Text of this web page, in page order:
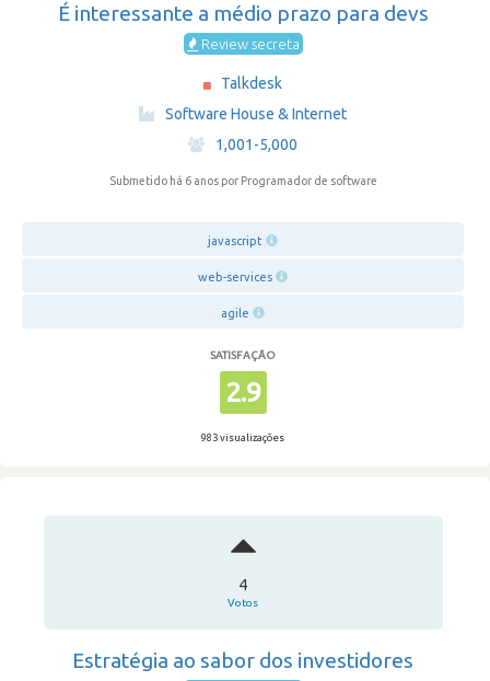
É interessante a médio prazo para devs
Review secreta
Talkdesk
Software House & Internet
·
1,001-5,000
Submetido há 6 anos por Programador de software
javascript
web-services
agile
SATISFAÇÃO
2.9
983 visualizações
4
Votos
Estratégia ao sabor dos investidores